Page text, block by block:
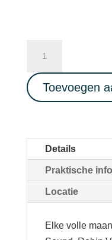
Drum
Circle
Toevoegen
Details
Praktische
Locatie
Elke volle